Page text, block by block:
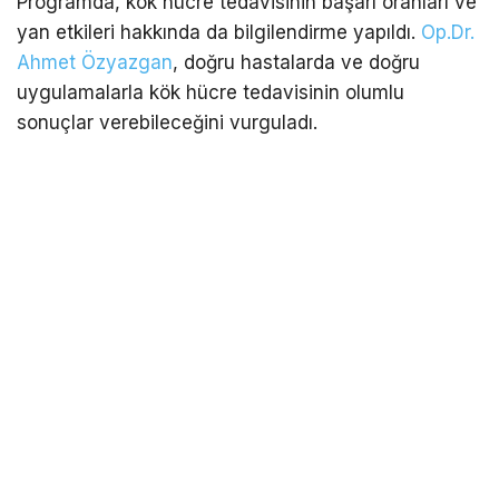
yan etkileri hakkında da bilgilendirme yapıldı. Op.Dr.
Ahmet Özyazgan, doğru hastalarda ve doğru
uygulamalarla kök hücre tedavisinin olumlu
sonuçlar verebileceğini vurguladı.